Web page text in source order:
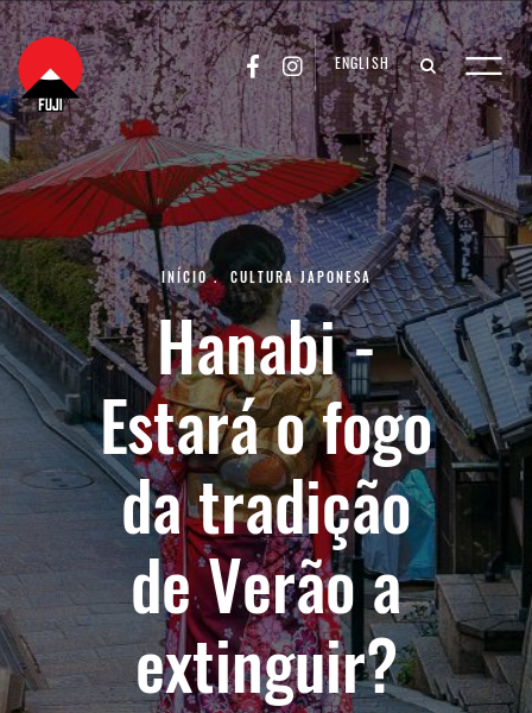
ENGLISH
INÍCIO. CULTURA JAPONESA
Hanabi -
Estará o fogo
da tradição
de Verão a
extinguir?